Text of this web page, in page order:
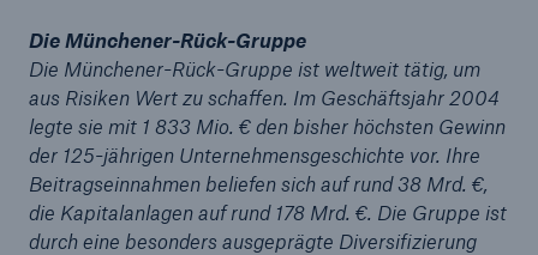
Die Münchener-Rück-Gruppe
Die Münchener-Rück-Gruppe ist weltweit tätig, um
aus Risiken Wert zu schaffen. Im Geschäftsjahr 2004
legte sie mit 1 833 Mio. € den bisher höchsten Gewinn
der 125-jährigen Unternehmensgeschichte vor. Ihre
Beitragseinnahmen beliefen sich auf rund 38 Mrd. €,
die Kapitalanlagen auf rund 178 Mrd. €. Die Gruppe ist
durch eine besonders ausgeprägte Diversifizierung
50 %